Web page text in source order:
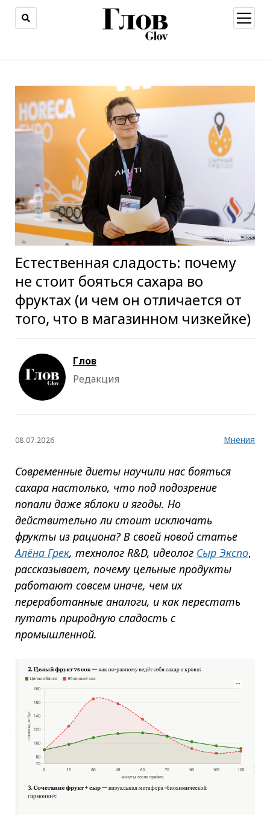
меню
Естественная сладость: почему
не стоит бояться сахара во
фруктах (и чем он отличается от
того, что в магазинном чизкейке)
Глов
Редакция
08.07.2026 Мнения
Современные диеты научили нас бояться
сахара настолько, что под подозрение
попали даже яблоки и ягоды. Но
действительно ли стоит исключать
фрукты из рациона? В своей новой статье
Алёна Грек, технолог R&D, идеолог Сыр Экспо,
рассказывает, почему цельные продукты
работают совсем иначе, чем их
переработанные аналоги, и как перестать
путать природную сладость с
промышленной.